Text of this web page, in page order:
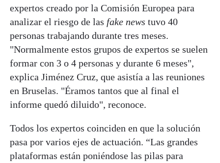
expertos creado por la Comisión Europea para
analizar el riesgo de las fake news tuvo 40
personas trabajando durante tres meses.
"Normalmente estos grupos de expertos se suelen
formar con 3 o 4 personas y durante 6 meses",
explica Jiménez Cruz, que asistía a las reuniones
en Bruselas. "Éramos tantos que al final el
informe quedó diluido", reconoce.
Todos los expertos coinciden en que la solución
pasa por varios ejes de actuación. “Las grandes
plataformas están poniéndose las pilas para